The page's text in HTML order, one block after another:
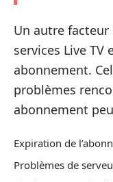
Un autre facteur
services Live
abonnement.
problèmes
abonnement
Expiration de
Problèmes de